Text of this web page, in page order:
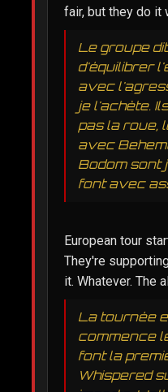
fair, but they do it
Le groupe
d'équilibrer
avec
je l'achète.
pas la roue,
avec
Bodom sont
font avec
European tour
They're
it. Whatever. The
La tournée
commence
font la
Whispered